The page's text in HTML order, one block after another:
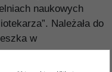
naukowych
Należała do
w
gdzie zajmuje się
i sztuki